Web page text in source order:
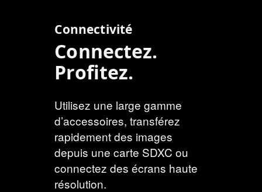
Connectivité
Connectez.
Profitez.
Utilisez une large gamme
d’accessoires, transférez
rapidement des images
depuis une carte SDXC ou
connectez des écrans haute
résolution.